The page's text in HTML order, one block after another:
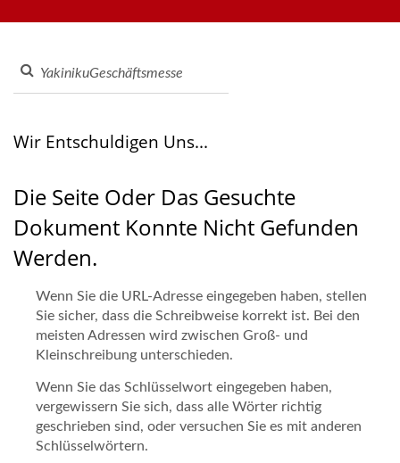
Hersteller | Hong Chiang
Systemen und Geschirr. Kontaktieren Sie uns gerne.
Wir Entschuldigen Uns...
Die Seite Oder Das Gesuchte
Dokument Konnte Nicht Gefunden
Werden.
Wenn Sie die URL-Adresse eingegeben haben, stellen
Sie sicher, dass die Schreibweise korrekt ist. Bei den
meisten Adressen wird zwischen Groß- und
Kleinschreibung unterschieden.
Wenn Sie das Schlüsselwort eingegeben haben,
vergewissern Sie sich, dass alle Wörter richtig
geschrieben sind, oder versuchen Sie es mit anderen
Schlüsselwörtern.